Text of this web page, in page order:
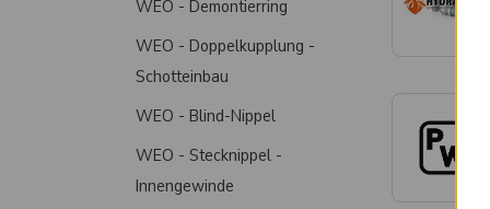
WEO - Demontierring
WEO - Doppelkupplung -
Schotteinbau
WEO - Blind-Nippel
WEO - Stecknippel -
Innengewinde